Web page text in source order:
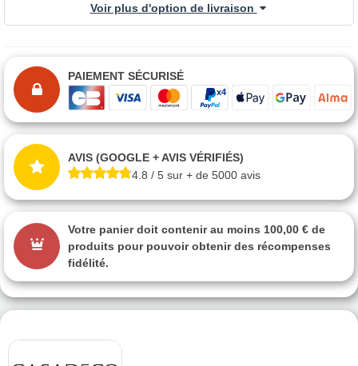
Voir plus d'option de livraison
PAIEMENT SÉCURISÉ
AVIS (GOOGLE + AVIS VÉRIFIÉS)
4.8 / 5 sur + de 5000 avis
Votre panier doit contenir au moins 100,00 € de
produits pour pouvoir obtenir des récompenses
fidélité.